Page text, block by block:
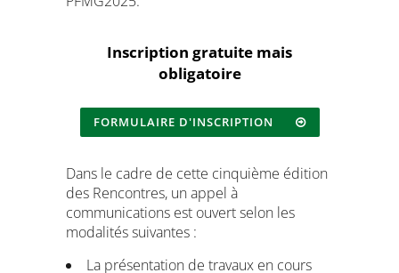
Inscription gratuite mais
obligatoire
FORMULAIRE D'INSCRIPTION
Dans le cadre de cette cinquième édition
des Rencontres, un appel à
communications est ouvert selon les
modalités suivantes :
La présentation de travaux en cours